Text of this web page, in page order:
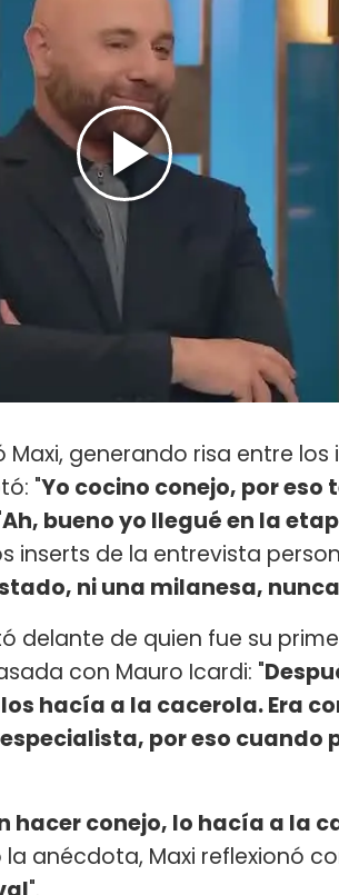
Maxi, generando risa entre
"Yo cocino conejo, por eso
Ah, bueno yo llegué en la
inserts de la entrevista
ni una milanesa,
delante de quien fue su
con Mauro Icardi: "
hacía a la cacerola. Era
por eso cuando
hacer conejo, lo hacía a la
anécdota, Maxi reflexionó